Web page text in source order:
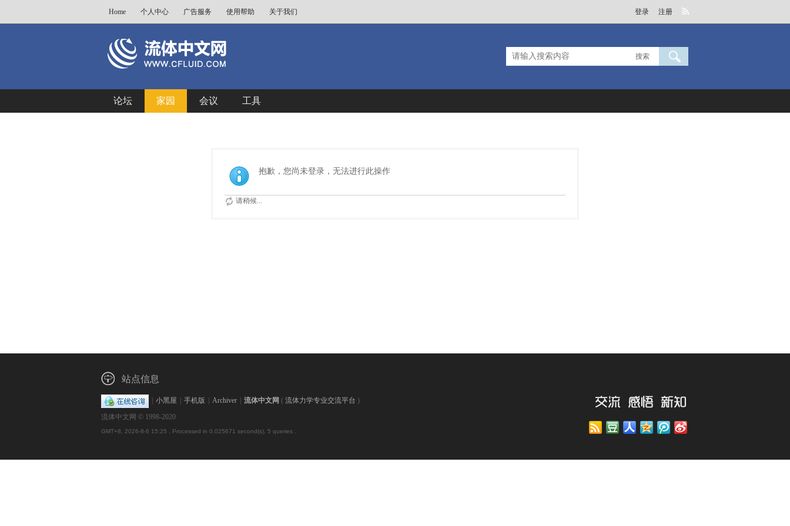
Home 个人中心 广告服务 使用帮助 关于我们 登录 注册
搜索
论坛 家园 会议 工具
抱歉，您尚未登录，无法进行此操作
请稍候...
站点信息
小黑屋 手机版 Archiver 流体中文网 ( 流体力学专业交流平台 )
流体中文网 © 1998-2020
GMT+8, 2026-8-6 15:25 , Processed in 0.025671 second(s), 5 queries .